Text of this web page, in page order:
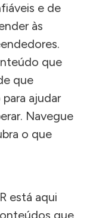
e de
às
que
que
ajudar
Navegue
o que
está aqui
que